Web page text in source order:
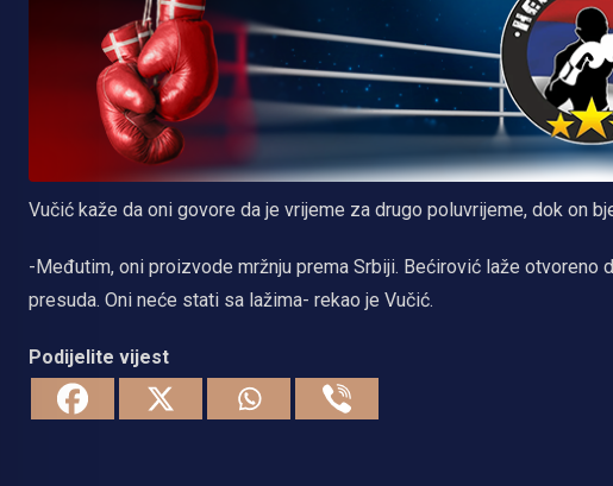
Vučić kaže da oni govore da je vrijeme za drugo poluvrijeme, dok on
-Međutim, oni proizvode mržnju prema Srbiji. Bećirović laže otvoreno
presuda. Oni neće stati sa lažima- rekao je Vučić.
Podijelite vijest